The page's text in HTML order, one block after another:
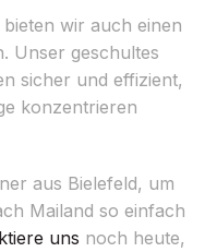
wir auch einen
Unser geschultes
sicher und effizient,
konzentrieren
aus Bielefeld, um
Mailand so einfach
uns noch heute,